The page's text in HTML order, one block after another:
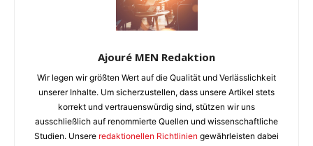
Ajouré MEN Redaktion
Wir legen wir größten Wert auf die Qualität und Verlässlichkeit
unserer Inhalte. Um sicherzustellen, dass unsere Artikel stets
korrekt und vertrauenswürdig sind, stützen wir uns
ausschließlich auf renommierte Quellen und wissenschaftliche
Studien. Unsere redaktionellen Richtlinien gewährleisten dabei